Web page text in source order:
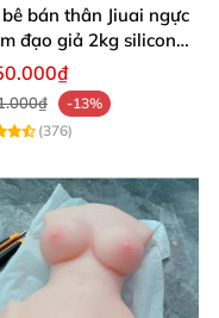
bán thân Jiuai ngực
đạo giả 2kg silicon
khối cao cấp
-13%
(376)